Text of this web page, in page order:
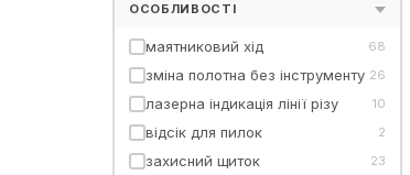
ОСОБЛИВОСТІ
маятниковий хід 68
зміна полотна без інструменту 26
лазерна індикація лінії різу 10
відсік для пилок 2
захисний щиток 23